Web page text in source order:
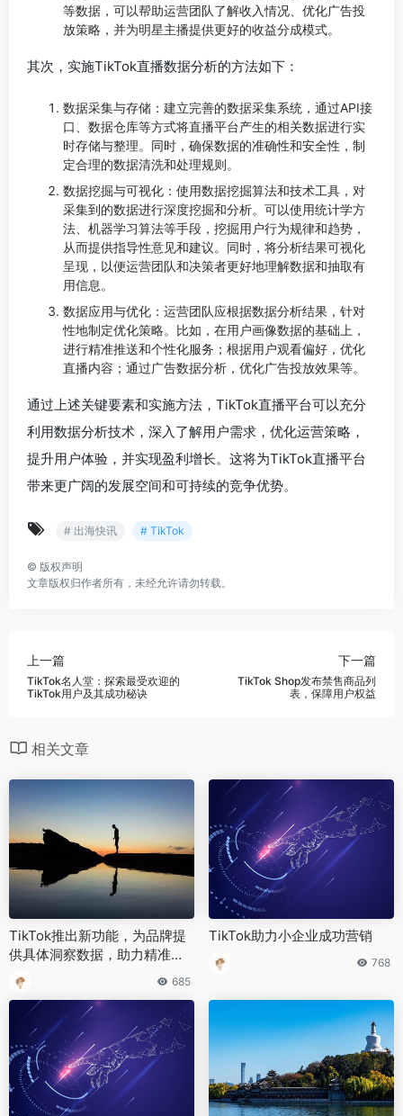
等数据，可以帮助运营团队了解收入情况、优化广告投
放策略，并为明星主播提供更好的收益分成模式。
其次，实施TikTok直播数据分析的方法如下：
数据采集与存储：建立完善的数据采集系统，通过API接
口、数据仓库等方式将直播平台产生的相关数据进行实
时存储与整理。同时，确保数据的准确性和安全性，制
定合理的数据清洗和处理规则。
数据挖掘与可视化：使用数据挖掘算法和技术工具，对
采集到的数据进行深度挖掘和分析。可以使用统计学方
法、机器学习算法等手段，挖掘用户行为规律和趋势，
从而提供指导性意见和建议。同时，将分析结果可视化
呈现，以便运营团队和决策者更好地理解数据和抽取有
用信息。
数据应用与优化：运营团队应根据数据分析结果，针对
性地制定优化策略。比如，在用户画像数据的基础上，
进行精准推送和个性化服务；根据用户观看偏好，优化
直播内容；通过广告数据分析，优化广告投放效果等。
通过上述关键要素和实施方法，TikTok直播平台可以充分
利用数据分析技术，深入了解用户需求，优化运营策略，
提升用户体验，并实现盈利增长。这将为TikTok直播平台
带来更广阔的发展空间和可持续的竞争优势。
# 出海快讯 # TikTok
© 版权声明
文章版权归作者所有，未经允许请勿转载。
上一篇
TikTok名人堂：探索最受欢迎的
TikTok用户及其成功秘诀
下一篇
TikTok Shop发布禁售商品列
表，保障用户权益
相关文章
TikTok推出新功能，为品牌提
供具体洞察数据，助力精准营
销
685
TikTok助力小企业成功营销
768